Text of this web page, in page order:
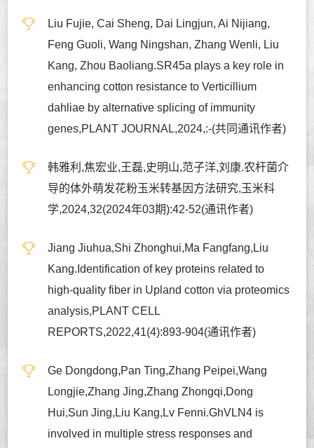
Liu Fujie, Cai Sheng, Dai Lingjun, Ai Nijiang,
Feng Guoli, Wang Ningshan, Zhang Wenli, Liu
Kang, Zhou Baoliang.SR45a plays a key role in
enhancing cotton resistance to Verticillium
dahliae by alternative splicing of immunity
genes,PLANT JOURNAL,2024,:-(共同通讯作者)
韩雅利,焦宏业,王磊,史明山,范子洋,刘康.农杆菌介
导的体外萌发花粉玉米转基因方法研究,玉米科
学,2024,32(2024年03期):42-52(通讯作者)
Jiang Jiuhua,Shi Zhonghui,Ma Fangfang,Liu
Kang.Identification of key proteins related to
high-quality fiber in Upland cotton via proteomics
analysis,PLANT CELL
REPORTS,2022,41(4):893-904(通讯作者)
Ge Dongdong,Pan Ting,Zhang Peipei,Wang
Longjie,Zhang Jing,Zhang Zhongqi,Dong
Hui,Sun Jing,Liu Kang,Lv Fenni.GhVLN4 is
involved in multiple stress responses and